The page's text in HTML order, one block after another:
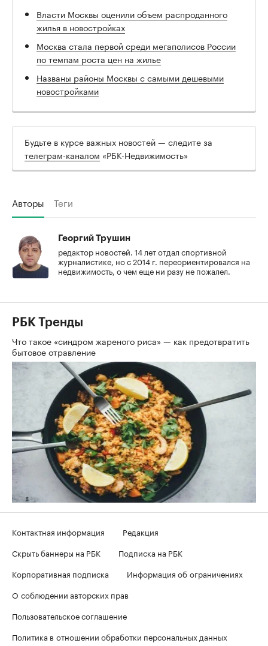
Власти Москвы оценили объем распроданного
жилья в новостройках
Москва стала первой среди мегаполисов России
по темпам роста цен на жилье
Названы районы Москвы с самыми дешевыми
новостройками
Будьте в курсе важных новостей — следите за
телеграм-каналом «РБК-Недвижимость»
Авторы Теги
Георгий Трушин
редактор новостей. 14 лет отдал спортивной
журналистике, но с 2014 г. переориентировался на
недвижимость, о чем еще ни разу не пожалел.
РБК Тренды
Что такое «синдром жареного риса» — как предотвратить
бытовое отравление
Контактная информация
Редакция
Скрыть баннеры на РБК
Подписка на РБК
Корпоративная подписка
Информация об ограничениях
О соблюдении авторских прав
Пользовательское соглашение
Политика в отношении обработки персональных данных